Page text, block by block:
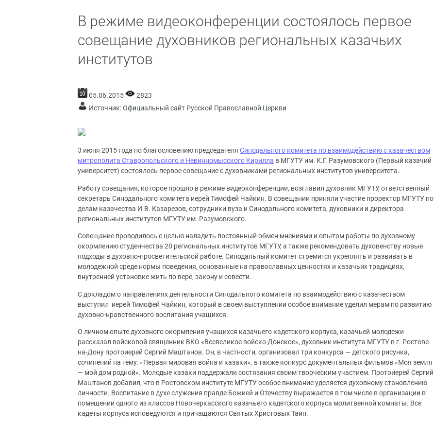
В режиме видеоконференции состоялось первое
совещание духовников региональных казачьих
институтов
05.06.2015
2823
Источник:Официальный сайт Русской Православной Церкви
3 июня 2015 года по благословению председателя Синодального комитета по взаимодействию с казачеством
митрополита Ставропольского и Невинномысского Кирилла в МГУТУ им. К.Г. Разумовского (Первый казачий
университет) состоялось первое совещание с духовниками региональных институтов университета.
Работу совещания, которое прошло в режиме видеоконференции, возглавил духовник МГУТУ, ответственный
секретарь Синодального комитета иерей Тимофей Чайкин. В совещании приняли участие проректор МГУТУ по
делам казачества И.В. Казарезов, сотрудники вуза и Синодального комитета, духовники и директора
региональных институтов МГУТУ им. Разумовского.
Совещание проводилось с целью наладить постоянный обмен мнениями и опытом работы по духовному
окормлению студенчества 20 региональных институтов МГУТУ, а также рекомендовать духовенству новые
подходы в духовно-просветительской работе. Синодальный комитет стремится укреплять и развивать в
молодежной среде нормы поведения, основанные на православных ценностях и казачьих традициях,
внутренней установке жить по вере, закону и совести.
С докладом о направлениях деятельности Синодального комитета по взаимодействию с казачеством
выступил иерей Тимофей Чайкин, который в своем выступлении особое внимание уделил мерам по развитию
духовно-нравственного воспитания учащихся.
О личном опыте духовного окормления учащихся казачьего кадетского корпуса, казачьей молодежи
рассказал войсковой священник ВКО «Всевеликое войско Донское», духовник института МГУТУ в г. Ростове-
на-Дону протоиерей Сергий Маштанов. Он, в частности, организовал три конкурса — детского рисунка,
сочинений на тему: «Первая мировая война и казаки», а также конкурс документальных фильмов «Моя земля
— мой дом родной». Молодые казаки поддержали состязания своим творческим участием. Протоиерей Сергий
Маштанов добавил, что в Ростовском институте МГУТУ особое внимание уделяется духовному становлению
личности. Воспитание в духе служения правде Божией и Отечеству выражается в том числе в организации в
помещении одного из классов Новочеркасского казачьего кадетского корпуса молитвенной комнаты. Все
кадеты корпуса исповедуются и причащаются Святых Христовых Таин.